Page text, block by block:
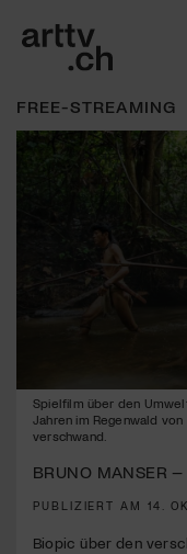
FREE-STREAMING
seconds
minute,
13
seconds
Spielfilm über den
Jahren im Regenwald
verschwand.
BRUNO MANSER
PUBLIZIERT AM 14.
Biopic über den
Engagiere dich als
Kulturinstitution und
Mit deiner
diversen Kulturevents.
Jetzt Mitglied